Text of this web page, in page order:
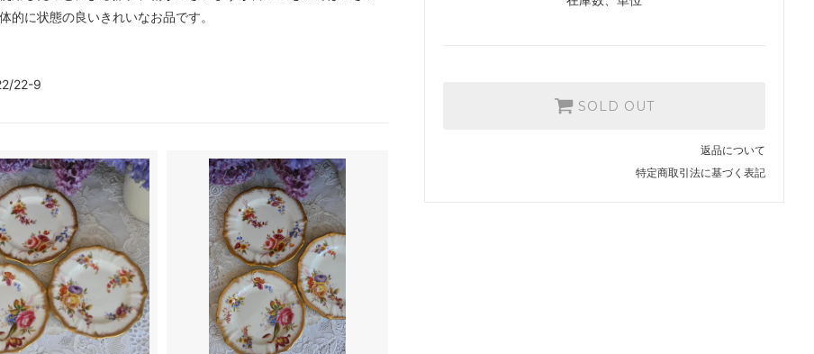
SOLD OUT
返品について
特定商取引法に基づく表記
的に状態の良いきれいなお品です。
22-9